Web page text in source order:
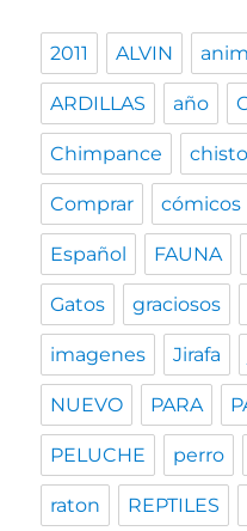
2011 ALVIN
ARDILLAS año
Chimpance
Comprar cómicos
Español FAUNA
Gatos graciosos
imagenes Jirafa
NUEVO PARA
PELUCHE perro
raton REPTILES